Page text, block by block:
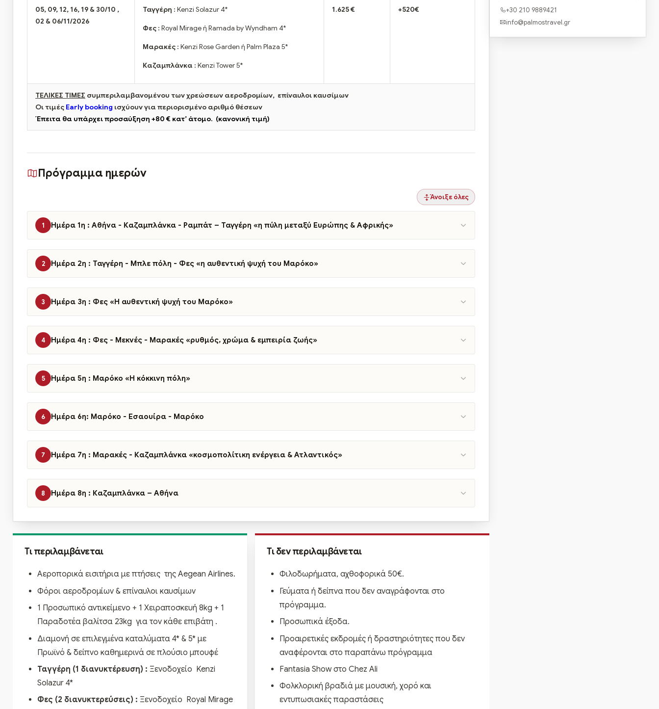
05, 09, 12, 16, 19 & 30/10 ,
02 & 06/11/2026
Ταγγέρη : Kenzi Solazur 4*
Φες : Royal Mirage ή Ramada by Wyndham 4*
Μαρακές : Kenzi Rose Garden ή Palm Plaza 5*
Καζαμπλάνκα : Kenzi Tower 5*
1.625 € +520€
ΤΕΛΙΚΕΣ ΤΙΜΕΣ συμπεριλαμβανομένου των χρεώσεων αεροδρομίων, επίναυλοι καυσίμων
Οι τιμές Early booking ισχύουν για περιορισμένο αριθμό θέσεων
Έπειτα θα υπάρχει προσαύξηση +80 € κατ’ άτομο. (κανονική τιμή)
Πρόγραμμα ημερών
Άνοιξε όλες
1 Ημέρα 1η : Αθήνα - Καζαμπλάνκα - Ραμπάτ – Ταγγέρη «η πύλη μεταξύ Ευρώπης & Αφρικής»
2 Ημέρα 2η : Ταγγέρη - Μπλε πόλη - Φες «η αυθεντική ψυχή του Μαρόκο»
3 Ημέρα 3η : Φες «Η αυθεντική ψυχή του Μαρόκο»
4 Ημέρα 4η : Φες - Μεκνές - Μαρακές «ρυθμός, χρώμα & εμπειρία ζωής»
5 Hμέρα 5η : Μαρόκο «Η κόκκινη πόλη»
6 Ημέρα 6η: Μαρόκο - Εσαουίρα - Μαρόκο
7 Ημέρα 7η : Μαρακές - Καζαμπλάνκα «κοσμοπολίτικη ενέργεια & Ατλαντικός»
8 Ημέρα 8η : Καζαμπλάνκα – Αθήνα
Τι περιλαμβάνεται
Αεροπορικά εισιτήρια με πτήσεις της Aegean Airlines.
Φόροι αεροδρομίων & επίναυλοι καυσίμων
1 Προσωπικό αντικείμενο + 1 Χειραποσκευή 8kg + 1
Παραδοτέα βαλίτσα 23kg για τον κάθε επιβάτη .
Διαμονή σε επιλεγμένα καταλύματα 4* & 5* με
Πρωϊνό & δείπνο καθημερινά σε πλούσιο μπουφέ
Ταγγέρη (1 διανυκτέρευση) : Ξενοδοχείο Kenzi
Solazur 4*
Φες (2 διανυκτερεύσεις) : Ξενοδοχείο Royal Mirage
Τι δεν περιλαμβάνεται
Φιλοδωρήματα, αχθοφορικά 50€.
Γεύματα ή δείπνα που δεν αναγράφονται στο
πρόγραμμα.
Προσωπικά έξοδα.
Προαιρετικές εκδρομές ή δραστηριότητες που δεν
αναφέρονται στο παραπάνω πρόγραμμα
Fantasia Show στο Chez Ali
Φολκλορική βραδιά με μουσική, χορό και
εντυπωσιακές παραστάσεις
+30 210 9889421
info@palmostravel.gr